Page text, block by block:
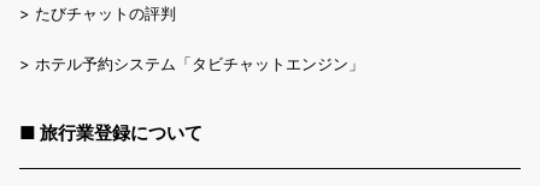
> たびチャットの評判
> ホテル予約システム「タビチャットエンジン」
■ 旅行業登録について